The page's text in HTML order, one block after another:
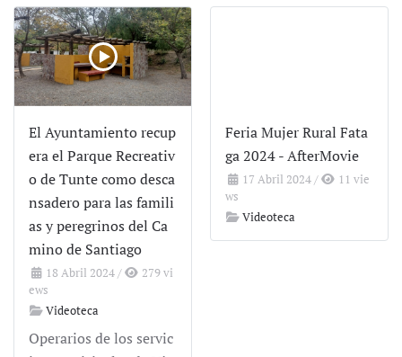
El Ayuntamiento recup
era el Parque Recreativ
o de Tunte como desca
nsadero para las famili
as y peregrinos del Ca
mino de Santiago
18 Abril 2024/
279 vi
ews
Videoteca
Operarios de los servic
Feria Mujer Rural Fata
ga 2024 - AfterMovie
17 Abril 2024/
11 vie
ws
Videoteca